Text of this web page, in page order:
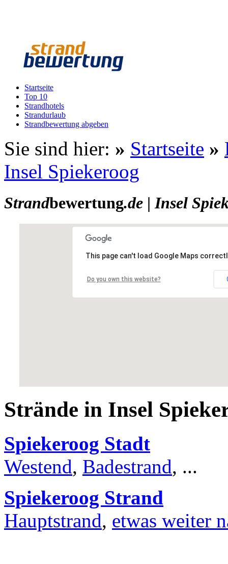
Startseite
Top 10
Strandhotels
Strandurlaub
Strandbewertung abgeben
Sie sind hier: » Startseite »
Insel Spiekeroog
Strandbewertung.de |Insel
This page can't load Google Maps
Do you own this website?
Strände in Insel
Spiekeroog Stadt
Westend, Badestrand, ...
Spiekeroog Strand
Hauptstrand, etwas weiter